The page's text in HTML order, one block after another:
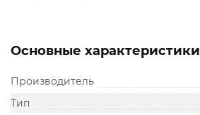
Основные характеристики
Производитель
Тип